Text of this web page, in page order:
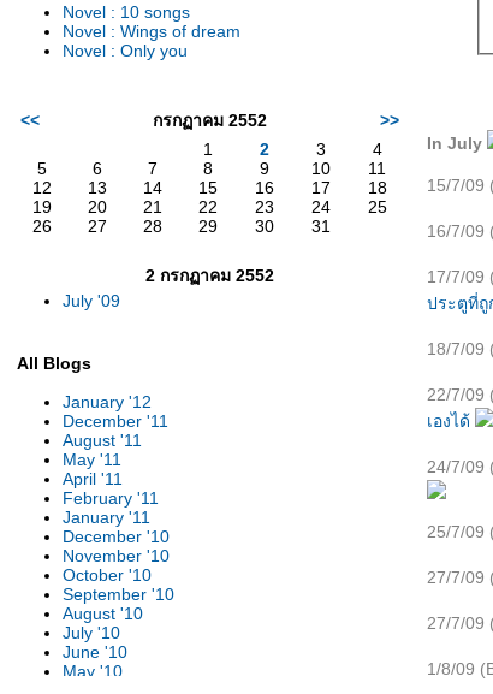
Novel : 10 songs
Novel : Wings of dream
Novel : Only you
<< กรกฏาคม 2552
>>
1
2 3
4
5
6 7 8 9 10
11
12
13 14 15 16 17
18
19
20 21 22 23 24
25
26
27 28 29 30 31
2 กรกฏาคม 2552
July '09
All Blogs
January '12
December '11
August '11
May '11
April '11
February '11
January '11
December '10
November '10
October '10
September '10
August '10
July '10
June '10
May '10
In July
15/7/09
16/7/09
17/7/09
ประตูที่ถู
18/7/09
22/7/09
เองได้
24/7/09
25/7/09
27/7/09
27/7/09
1/8/09